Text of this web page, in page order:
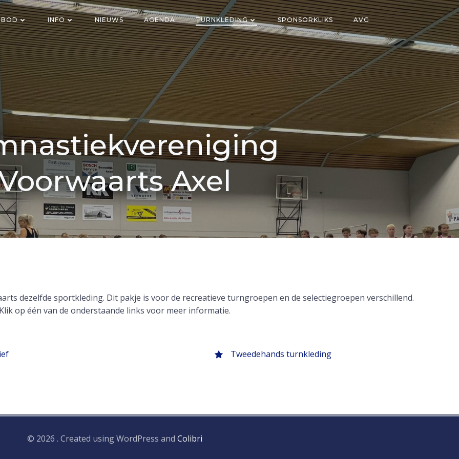
INFO NIEUWS AGENDA TURNKLEDING SPONSORKLIKS AVG
Axel
dezelfde sportkleding. Dit pakje is voor de recreatieve turngroepen en de selectiegroepen verschillend.
Klik op één van de onderstaande links voor meer informatie.
Tweedehands turnkleding
© 2026 . Created using WordPress and Colibri